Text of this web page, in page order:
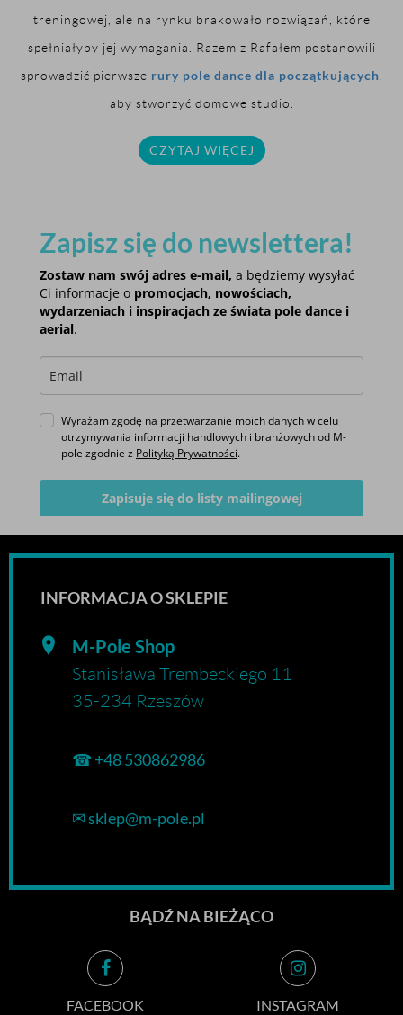
treningowej, ale na rynku brakowało rozwiązań, które
spełniałyby jej wymagania. Razem z Rafałem postanowili
sprowadzić pierwsze rury pole dance dla początkujących
aby stworzyć domowe studio.
CZYTAJ WIĘCEJ
Zapisz się do newslettera!
Zostaw nam swój adres e-mail, a będziemy wysyłać
Ci informacje o promocjach, nowościach,
wydarzeniach i inspiracjach ze świata pole dance i
aerial.
Wyrażam zgodę na przetwarzanie moich danych w celu
otrzymywania informacji handlowych i branżowych od M-
pole zgodnie z Polityką Prywatności.
Zapisuje się do listy mailingowej
INFORMACJA O SKLEPIE
M-Pole Shop
Stanisława Trembeckiego 11
35-234 Rzeszów
☎ +48 530862986
✉sklep@m-pole.pl
BĄDŹ NA BIEŻĄCO
FACEBOOK INSTAGRAM